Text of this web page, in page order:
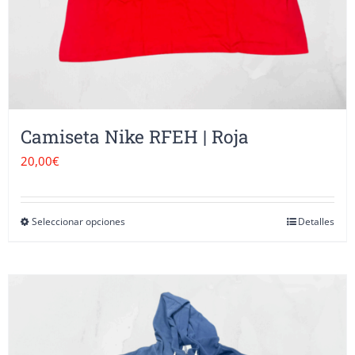
de
Camiseta Nike RFEH | Roja
20,00€
Seleccionar opcionesEste
tiene
múltiples
variantes.
Detalles